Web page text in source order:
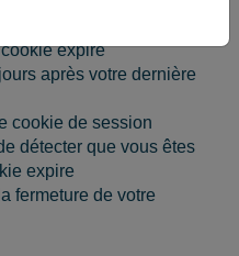
expire
après votre dernière
cookie de session
détecter que vous êtes
expire
fermeture de votre